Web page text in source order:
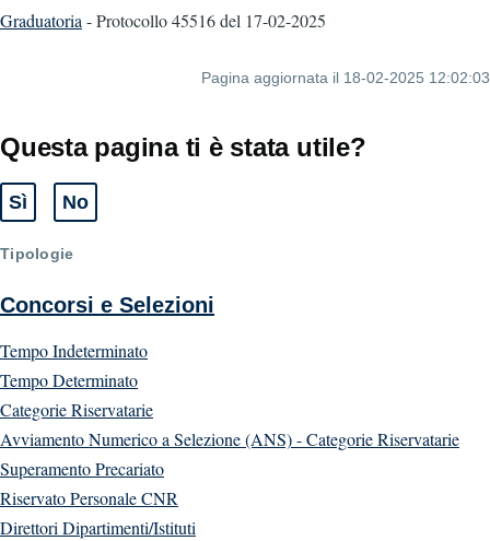
Graduatoria - Protocollo 45516del 17-02-2025
Pagina aggiornata il 18-02-2025 12:02:03
Questa pagina ti è stata utile?
Sì
Tipologie
Concorsi e Selezioni
Tempo Indeterminato
Tempo Determinato
Categorie Riservatarie
Avviamento Numerico a Selezione (ANS) - Categorie Riservatarie
Superamento Precariato
Riservato Personale CNR
Direttori Dipartimenti/Istituti